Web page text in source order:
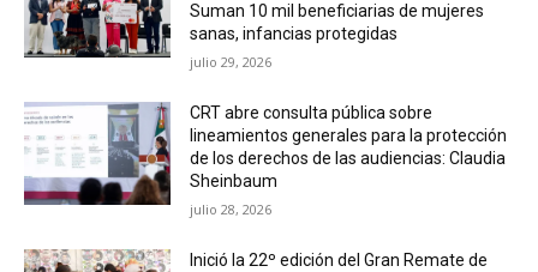
Suman 10 mil beneficiarias de mujeres
sanas, infancias protegidas
julio 29, 2026
CRT abre consulta pública sobre
lineamientos generales para la protección
de los derechos de las audiencias: Claudia
Sheinbaum
julio 28, 2026
Inició la 22º edición del Gran Remate de